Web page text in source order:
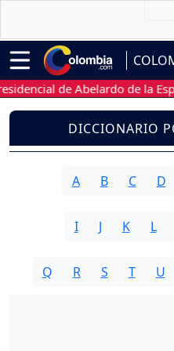
de Abelardo de la
DICCIONARIO
A B C D
I J K L
Q R S T U